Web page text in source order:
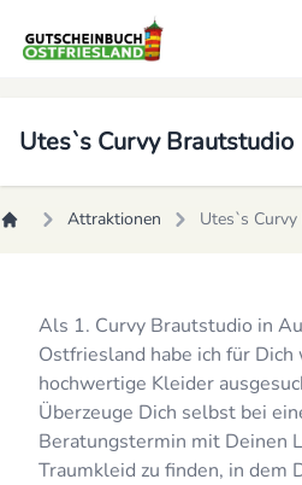
Utes`s Curvy Brautstudio
Attraktionen Utes`s
Als 1. Curvy Brautstudio in
Ostfriesland habe ich für Dich
hochwertige Kleider
Überzeuge Dich selbst bei
Beratungstermin mit Deinen
Traumkleid zu finden, in dem